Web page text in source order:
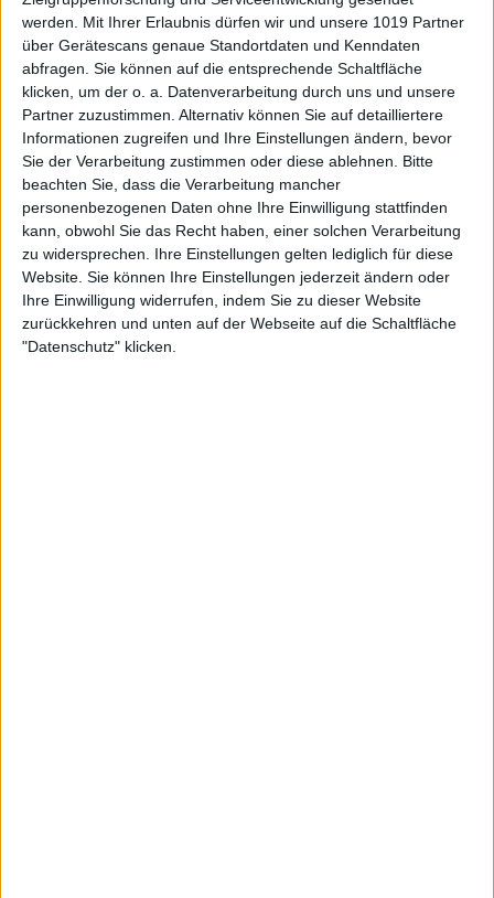
werden.
Mit Ihrer Erlaubnis dürfen wir und unsere 1019 Partner
über Gerätescans genaue Standortdaten und Kenndaten
abfragen. Sie können auf die entsprechende Schaltfläche
klicken, um der o. a. Datenverarbeitung durch uns und unsere
Partner zuzustimmen. Alternativ können Sie auf detailliertere
Informationen zugreifen und Ihre Einstellungen ändern, bevor
Sie der Verarbeitung zustimmen oder diese ablehnen.
Bitte
beachten Sie, dass die Verarbeitung mancher
personenbezogenen Daten ohne Ihre Einwilligung stattfinden
kann, obwohl Sie das Recht haben, einer solchen Verarbeitung
zu widersprechen. Ihre Einstellungen gelten lediglich für diese
Website. Sie können Ihre Einstellungen jederzeit ändern oder
Ihre Einwilligung widerrufen, indem Sie zu dieser Website
zurückkehren und unten auf der Webseite auf die Schaltfläche
"Datenschutz" klicken.